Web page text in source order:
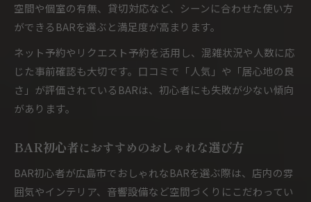
空間や個室の有無、貸切対応など、シーンに合わせた使い方
ができるBARを選ぶと満足度が高まります。
ネット予約やリクエスト予約を活用し、混雑状況や人数に応
じた事前確認も大切です。口コミで「人気」や「居心地の良
さ」が評価されているBARは、初心者にも失敗が少ない傾向
があります。
BAR初心者におすすめのおしゃれな選び方
BAR初心者が広島市でおしゃれなBARを選ぶ際は、店内の雰
囲気やインテリア、音響設備など空間づくりにこだわってい